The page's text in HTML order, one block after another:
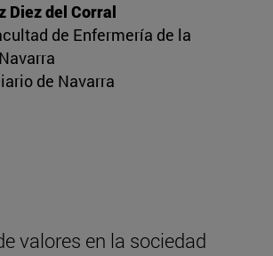
Diez del Corral
de Enfermería de la
de Navarra
valores en la sociedad